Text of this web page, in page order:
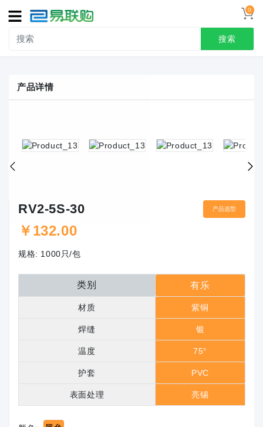
0
搜索
导
航
接线端子
联系我们
产品详情
产品选型
RV2-5S-30
￥ 132.00
规格: 1000只/包
类别 有乐
材质 紫铜
焊缝 银
温度 75°
护套 PVC
表面处理 亮锡